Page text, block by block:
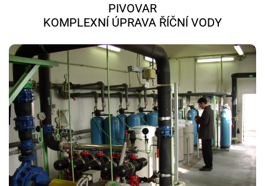
PIVOVAR
KOMPLEXNÍ ÚPRAVA ŘÍČNÍ VODY